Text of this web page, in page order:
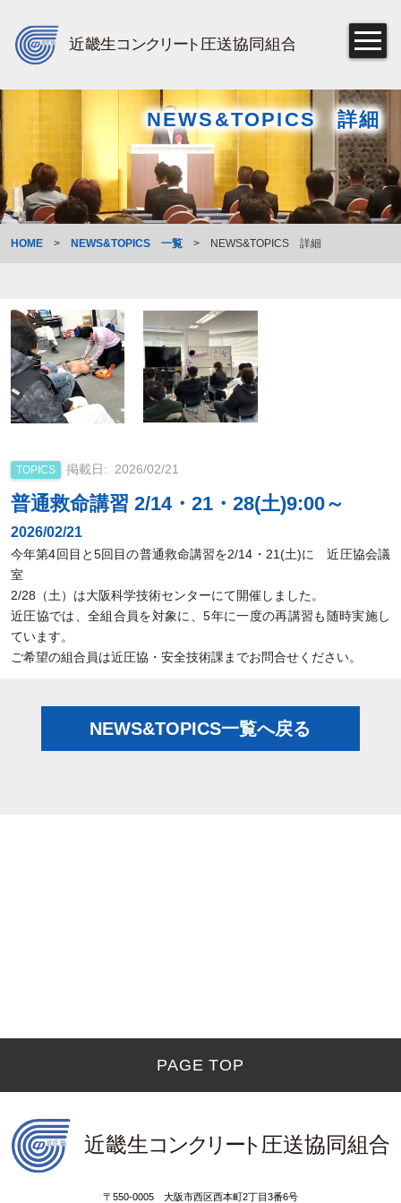
NEWS&TOPICS 詳細
HOME > NEWS&TOPICS 一覧 > NEWS&TOPICS 詳細
TOPICS 2026/02/21
2026/02/21
普通救命講習 2/14・21・28(土)9:00～
今年第4回目と5回目の普通救命講習を2/14・21(土)に 近圧協会議
室
2/28（土）は大阪科学技術センターにて開催しました。
近圧協では、全組合員を対象に、5年に一度の再講習も随時実施し
ています。
ご希望の組合員は近圧協・安全技術課までお問合せください。
NEWS&TOPICS一覧へ戻る
PAGE TOP
〒550-0005 大阪市西区西本町2丁目3番6号